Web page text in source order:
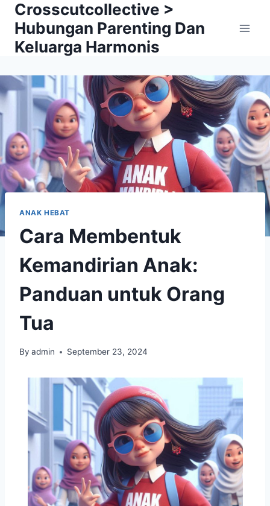
Skip
content
Crosscutcollective >
Hubungan Parenting Dan
Keluarga Harmonis
ANAK HEBAT
Cara Membentuk
Kemandirian Anak:
Panduan untuk Orang
Tua
By admin September 23, 2024